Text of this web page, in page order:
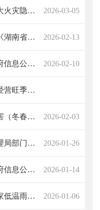
关于对广兴洲镇星云网咖重大火灾隐患进行挂牌督办的通知（岳君应安委〔2026〕1号） 2026-03-05
湖南省应急管理厅关于印发《湖南省应急管理综合行政执法工作规定》的通知 2026-02-13
岳阳市君山区应急管理局政府信息公开指南 2026-02-10
关于开展全市烟花爆竹生产经营旺季“全链条”安全监管联合检查专项行动的通知
关于下达2025年中央自然灾害（冬春临时生活困难救助）资金的通知（岳君应急联发〔2026〕1号） 2026-02-03
2026年岳阳市君山区应急管理局部门预算公开 2026-01-26
君山区应急管理局2025年政府信息公开工作年度报告 2026-01-14
国务院办公厅关于印发《国家低温雨雪冰冻灾害应急预案》的通知 2026-01-06